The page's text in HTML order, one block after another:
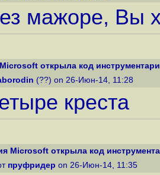
мажоре, Вы
открыла код
(??) on 26-Июн-14, 11:28
креста
Microsoft открыла код
пруфридер on 26-Июн-14, 11:35